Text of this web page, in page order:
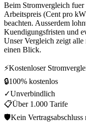
Beim Stromvergleich fuer
Arbeitspreis (Cent pro
beachten. Ausserdem
Kuendigungsfristen und
Unser Vergleich zeigt
einen Blick.
⚡Kostenloser
🔒100% kostenlos
✓Unverbindlich
📋Über 1.000 Tarife
🛡Kein Vertragsabschluss